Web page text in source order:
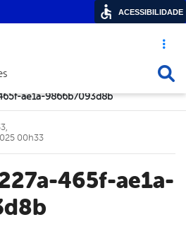
Acesso
ae1a-9866b7093d8b
00h33
ACESSIBILIDADE